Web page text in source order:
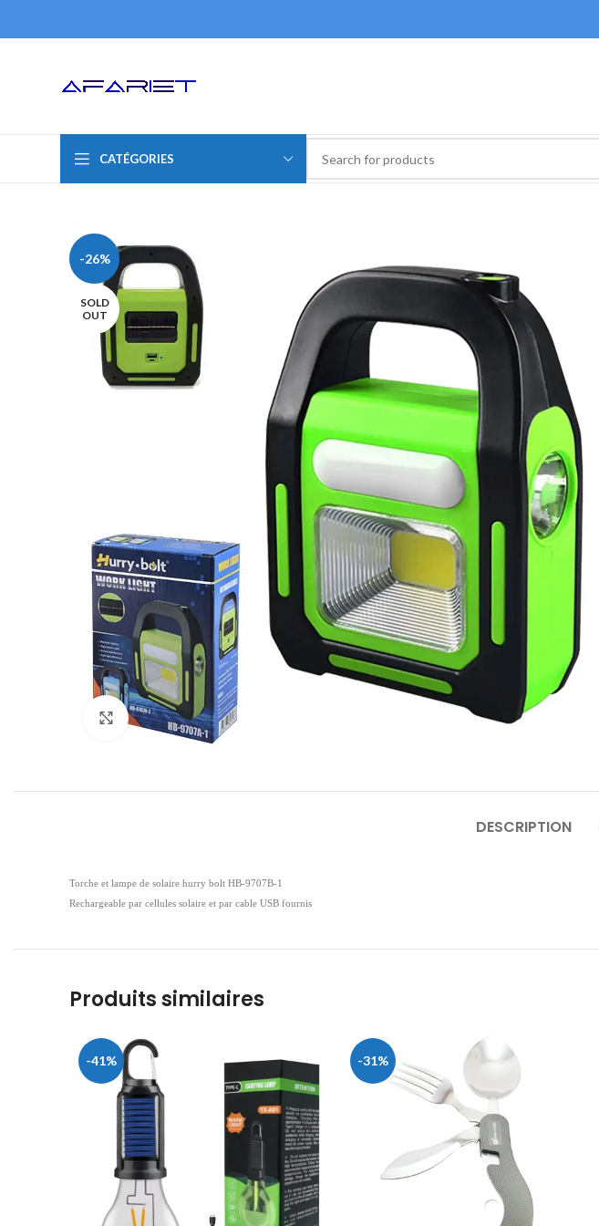
CATÉGORIES
-26%
SOLD
OUT
Click to enlarge
DESCRIPTION
Torche et lampe de solaire hurry bolt HB-9707B-1
Rechargeable par cellules solaire et par cable USB fournis
Produits similaires
-41% -31%